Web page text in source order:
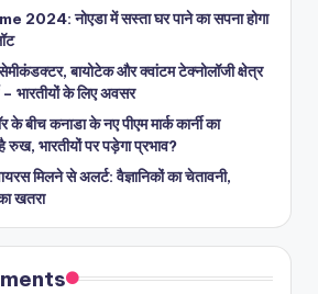
नोएडा में सस्ता घर पाने का सपना होगा
बायोटेक और क्वांटम टेक्नोलॉजी क्षेत्र
भारतीयों के लिए अवसर
बीच कनाडा के नए पीएम मार्क कार्नी का
रुख, भारतीयों पर पड़ेगा प्रभाव?
मिलने से अलर्ट: वैज्ञानिकों का चेतावनी,
खतरा